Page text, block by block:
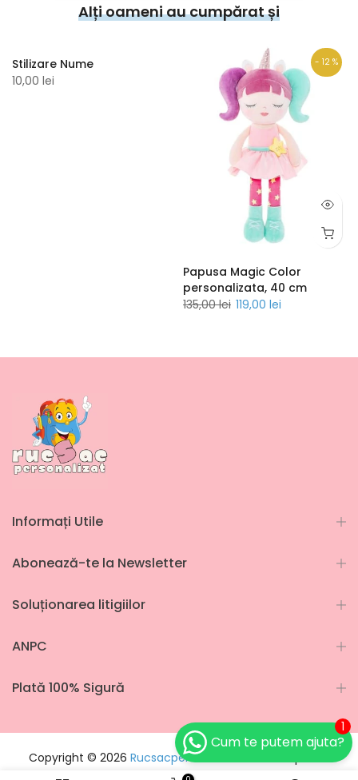
Alți oameni au cumpărat și
Stilizare Nume
10,00 lei
- 12 %
Papusa Magic Color
personalizata, 40 cm
135,00 lei 119,00 lei
Informați Utile
Abonează-te la Newsletter
Soluționarea litigiilor
ANPC
Plată 100% Sigură
Copyright © 2026 Rucsacpersonalizat
rezervate.
1
Cum te putem ajuta?